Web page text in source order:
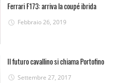
Ferrari F173: arriva la coupé ibrida
Febbraio 26, 2019
Il futuro cavallino si chiama Portofino
Settembre 27, 2017